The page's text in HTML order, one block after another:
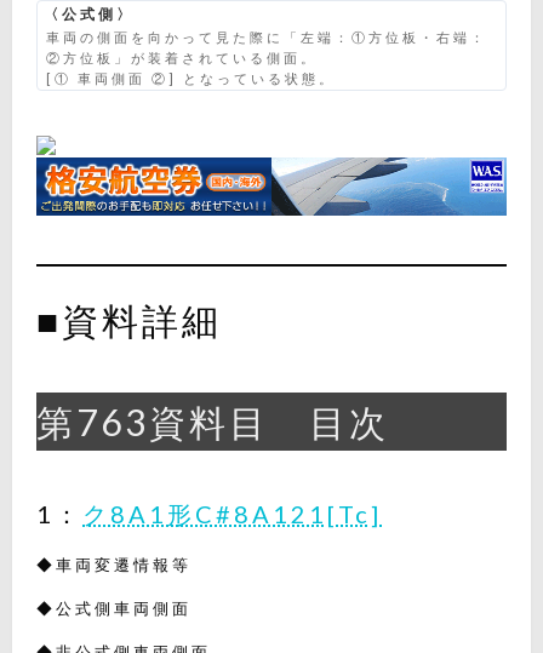
〈公式側〉
車両の側面を向かって見た際に「左端：①方位板・右端：
②方位板」が装着されている側面。
[① 車両側面 ②] となっている状態。
■資料詳細
第763資料目 目次
1： ク8A1形C#8A121[Tc]
◆車両変遷情報等
◆公式側車両側面